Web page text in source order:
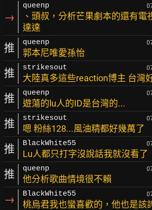
→
queenp
、頭叔，分析芒果劇本的還有電
達達
推 queenp
郭本尼唯愛孫怡
推 strikesout
大陸真多這些reaction博主 台灣
推 queenp
遊蕩的lu人的ID是台灣的...
推 strikesout
嗯 粉絲128...風油精都好幾萬了
推 BlackWhite55
Lu人都只打字沒說話我就沒看了
推 queenp
他分析歌曲情境很不賴
→ BlackWhite55
桃烏君我也蠻喜歡的，他也是該